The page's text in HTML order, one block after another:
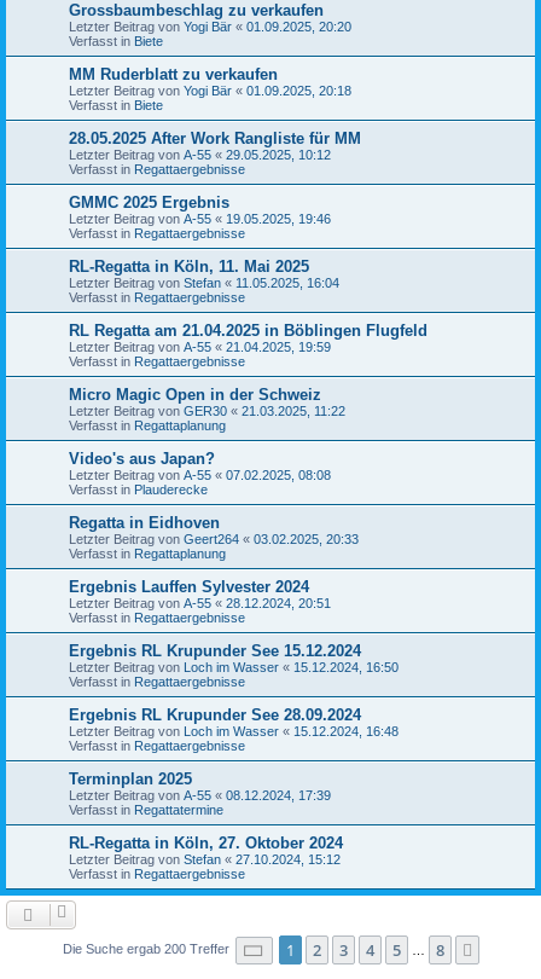
Grossbaumbeschlag zu verkaufen
Letzter Beitrag von Yogi Bär « 01.09.2025, 20:20
Verfasst in Biete
MM Ruderblatt zu verkaufen
Letzter Beitrag von Yogi Bär « 01.09.2025, 20:18
Verfasst in Biete
28.05.2025 After Work Rangliste für MM
Letzter Beitrag von A-55 « 29.05.2025, 10:12
Verfasst in Regattaergebnisse
GMMC 2025 Ergebnis
Letzter Beitrag von A-55 « 19.05.2025, 19:46
Verfasst in Regattaergebnisse
RL-Regatta in Köln, 11. Mai 2025
Letzter Beitrag von Stefan « 11.05.2025, 16:04
Verfasst in Regattaergebnisse
RL Regatta am 21.04.2025 in Böblingen Flugfeld
Letzter Beitrag von A-55 « 21.04.2025, 19:59
Verfasst in Regattaergebnisse
Micro Magic Open in der Schweiz
Letzter Beitrag von GER30 « 21.03.2025, 11:22
Verfasst in Regattaplanung
Video's aus Japan?
Letzter Beitrag von A-55 « 07.02.2025, 08:08
Verfasst in Plauderecke
Regatta in Eidhoven
Letzter Beitrag von Geert264 « 03.02.2025, 20:33
Verfasst in Regattaplanung
Ergebnis Lauffen Sylvester 2024
Letzter Beitrag von A-55 « 28.12.2024, 20:51
Verfasst in Regattaergebnisse
Ergebnis RL Krupunder See 15.12.2024
Letzter Beitrag von Loch im Wasser « 15.12.2024, 16:50
Verfasst in Regattaergebnisse
Ergebnis RL Krupunder See 28.09.2024
Letzter Beitrag von Loch im Wasser « 15.12.2024, 16:48
Verfasst in Regattaergebnisse
Terminplan 2025
Letzter Beitrag von A-55 « 08.12.2024, 17:39
Verfasst in Regattatermine
RL-Regatta in Köln, 27. Oktober 2024
Letzter Beitrag von Stefan « 27.10.2024, 15:12
Verfasst in Regattaergebnisse
Die Suche ergab 200 Treffer Seite 1von
1 2 3 4 5 8